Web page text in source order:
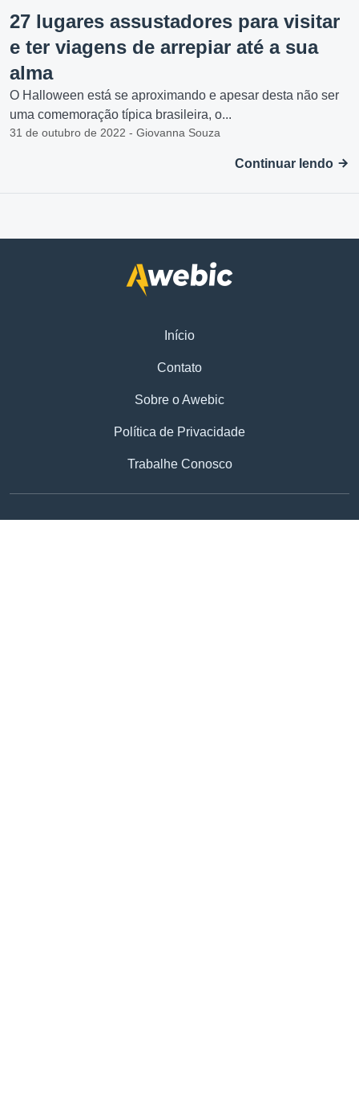
27 lugares assustadores para visitar
e ter viagens de arrepiar até a sua
alma
O Halloween está se aproximando e apesar desta não ser
uma comemoração típica brasileira, o...
31 de outubro de 2022 - Giovanna Souza
Continuar lendo
Início
Contato
Sobre o Awebic
Política de Privacidade
Trabalhe Conosco